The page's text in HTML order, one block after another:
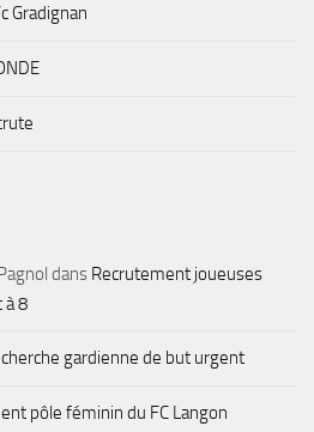
Gradignan
dans Recrutement joueuses
à 8
gardienne de but urgent
pôle féminin du FC Langon